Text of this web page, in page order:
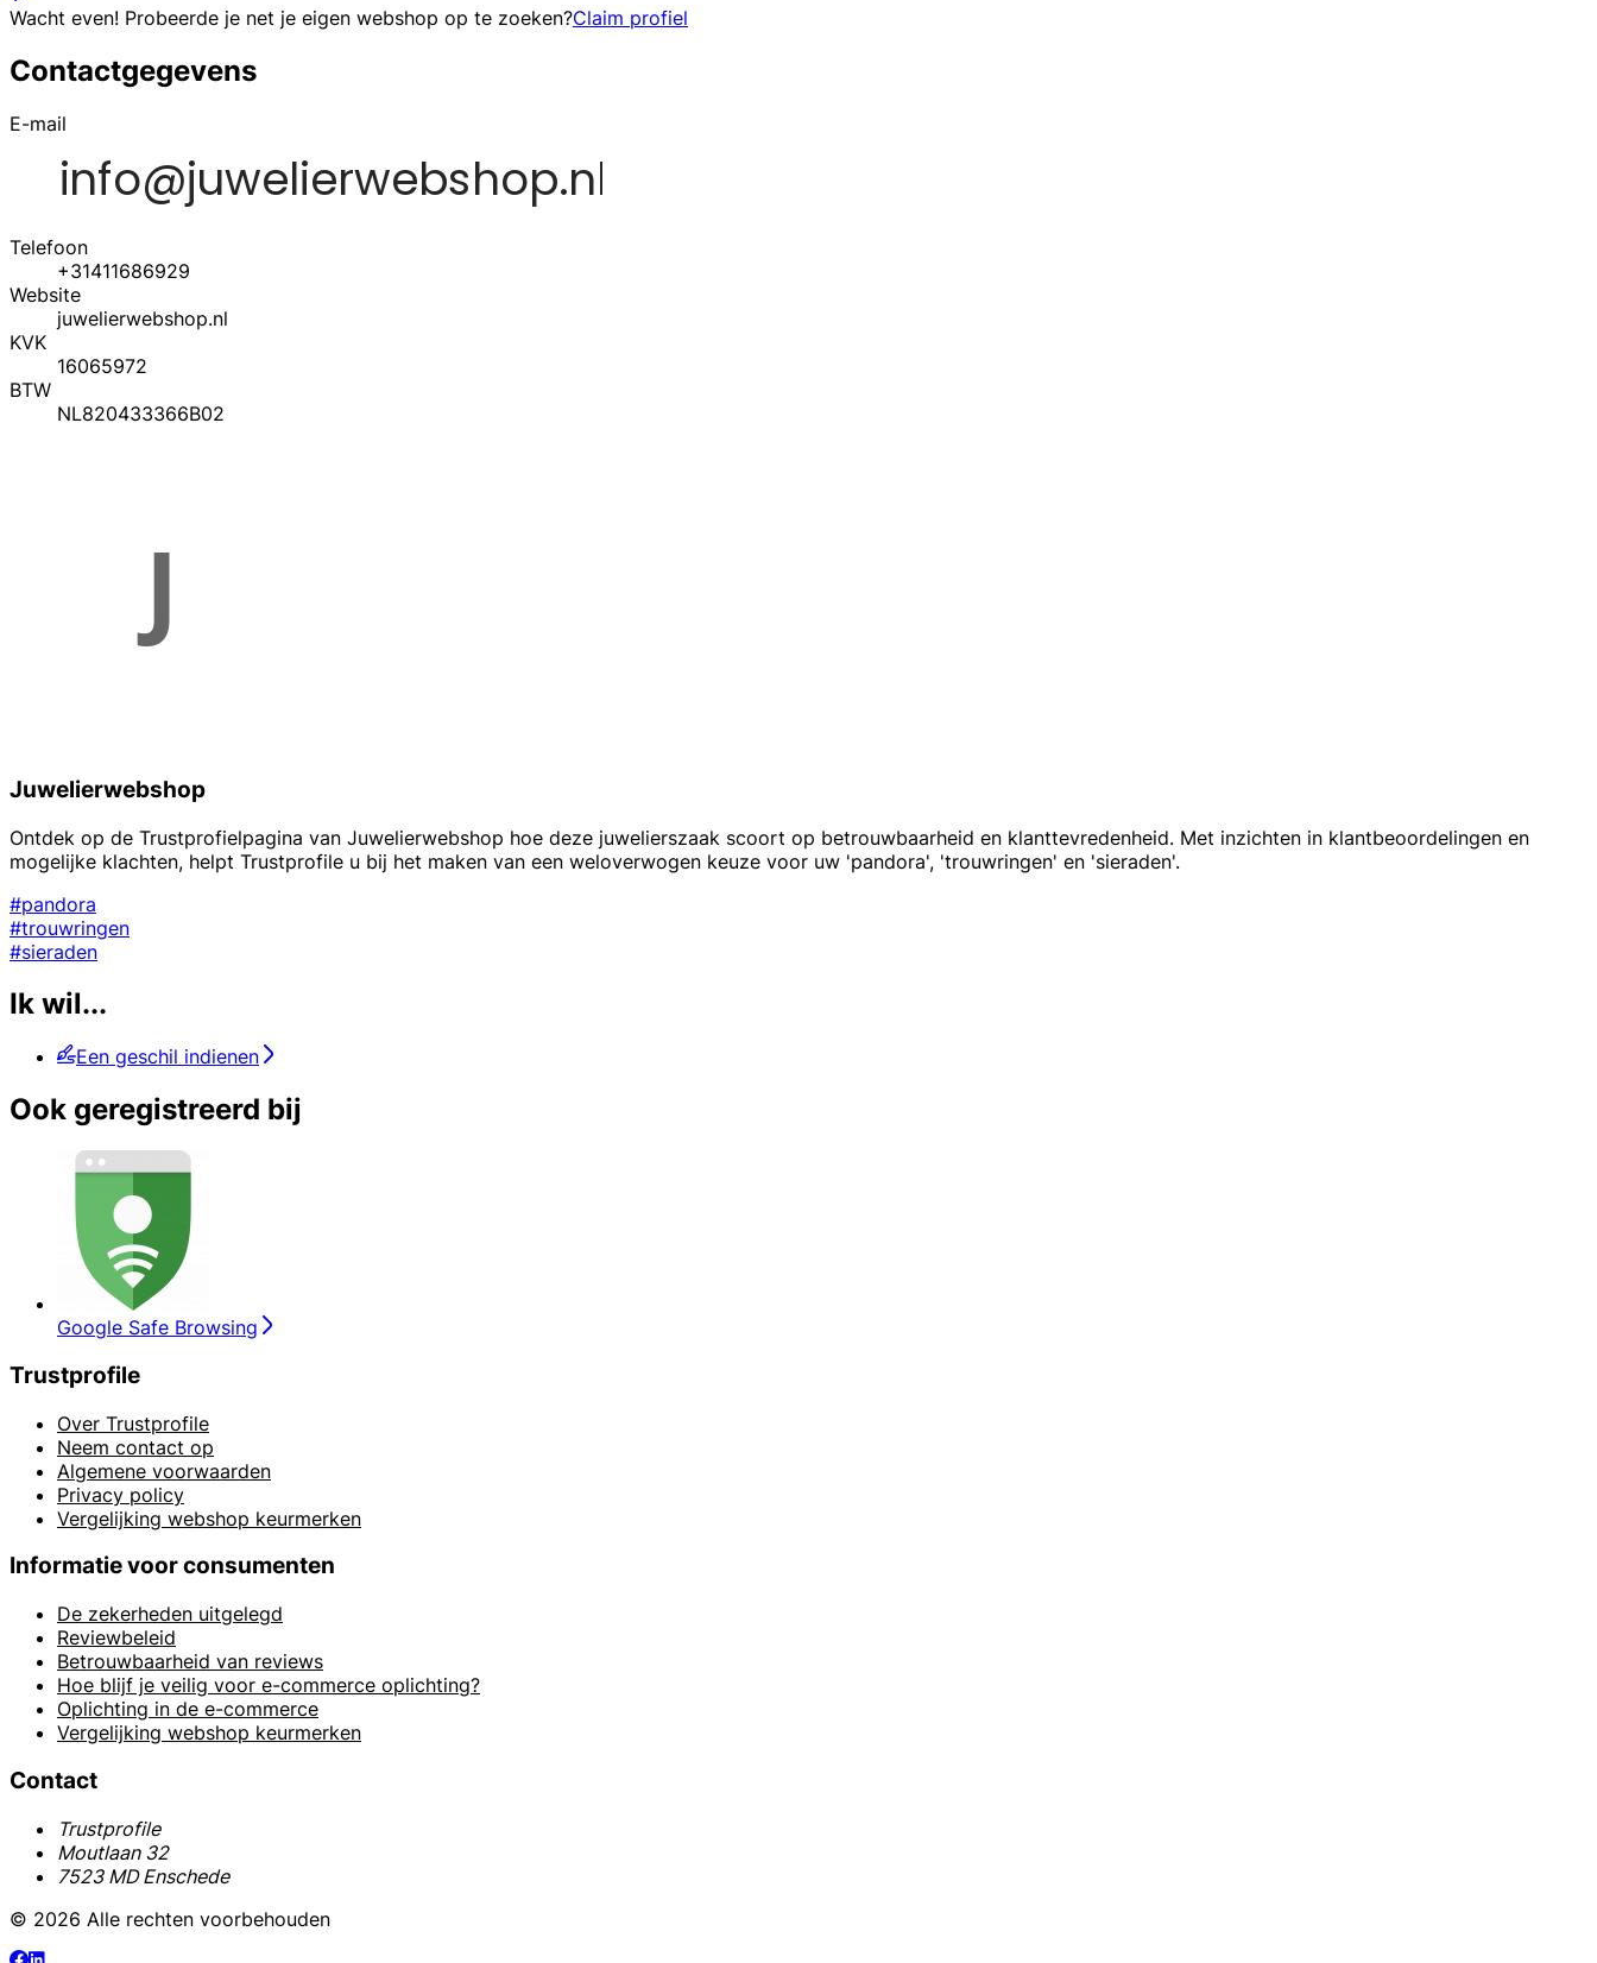
Wacht even! Probeerde je net je eigen webshop op te zoeken?Claim profiel
Contactgegevens
E-mail
Telefoon
+31411686929
Website
juwelierwebshop.nl
KVK
16065972
BTW
NL820433366B02
Juwelierwebshop
Ontdek op de Trustprofielpagina van Juwelierwebshop hoe deze juwelierszaak scoort op betrouwbaarheid en klanttevredenheid. Met inzichten in klantbeoordelingen en
mogelijke klachten, helpt Trustprofile u bij het maken van een weloverwogen keuze voor uw 'pandora', 'trouwringen' en 'sieraden'.
#pandora
#trouwringen
#sieraden
Ik wil...
Een geschil indienen
Ook geregistreerd bij
Google Safe Browsing
Trustprofile
Over Trustprofile
Neem contact op
Algemene voorwaarden
Privacy policy
Vergelijking webshop keurmerken
Informatie voor consumenten
De zekerheden uitgelegd
Reviewbeleid
Betrouwbaarheid van reviews
Hoe blijf je veilig voor e-commerce oplichting?
Oplichting in de e-commerce
Vergelijking webshop keurmerken
Contact
Trustprofile
Moutlaan 32
7523 MD Enschede
© 2026 Alle rechten voorbehouden